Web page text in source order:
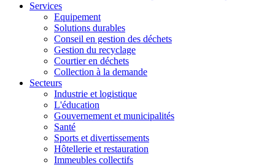
Services
Equipement
Solutions durables
Conseil en gestion des déchets
Gestion du recyclage
Courtier en déchets
Collection à la demande
Secteurs
Industrie et logistique
L'éducation
Gouvernement et municipalités
Santé
Sports et divertissements
Hôtellerie et restauration
Immeubles collectifs